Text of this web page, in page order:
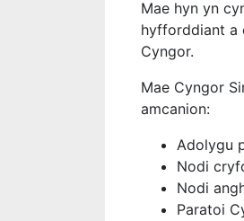
Mae hyn yn
hyfforddiant a
Cyngor.
Mae Cyngor
amcanion:
Adolygu
Nodi
Nodi
Paratoi